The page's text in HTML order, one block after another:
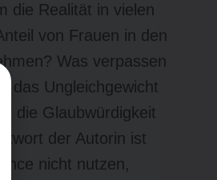
die Realität in vielen
von Frauen in den
Was verpassen
das Ungleichgewicht
die Glaubwürdigkeit
der Autorin ist
nicht nutzen,